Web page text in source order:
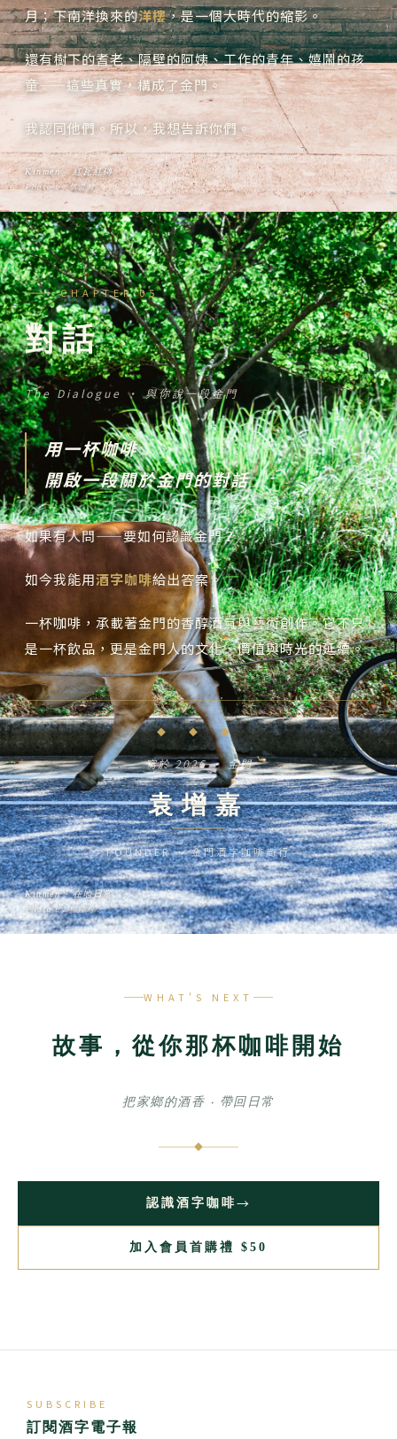
Kinmen ‧ 紅瓦紅磚
Photo by 楊雲瀚
月；下南洋換來的洋樓，是一個大時代的縮影。
還有樹下的耆老、隔壁的阿姨、工作的青年、嬉鬧的孩
童——這些真實，構成了金門。
我認同他們。所以，我想告訴你們。
Kinmen ‧ 在地日常
Photo by 楊雲瀚
CHAPTER 05
對話
The Dialogue ‧ 與你說一段金門
用一杯咖啡
開啟一段關於金門的對話
如果有人問——要如何認識金門？
如今我能用酒字咖啡給出答案。
一杯咖啡，承載著金門的香醇酒氣與藝術創作。它不只
是一杯飲品，更是金門人的文化、價值與時光的延續。
◆ ◆ ◆
寫於 2026 ‧ 金門
袁增嘉
FOUNDER ‧ 金門酒字咖啡商行
WHAT'S NEXT
故事，從你那杯咖啡開始
把家鄉的酒香 ‧ 帶回日常
◆
認識酒字咖啡→
加入會員首購禮 $50
SUBSCRIBE
訂閱酒字電子報